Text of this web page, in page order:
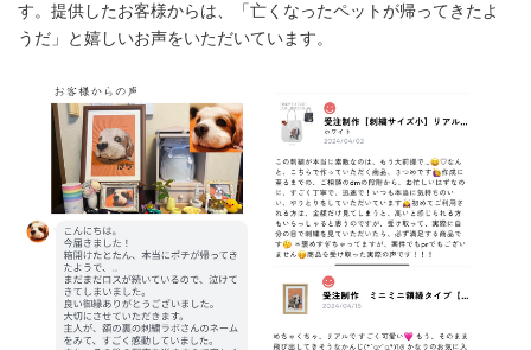
す。提供したお客様からは、「亡くなったペットが帰ってきたよ
うだ」と嬉しいお声をいただいています。